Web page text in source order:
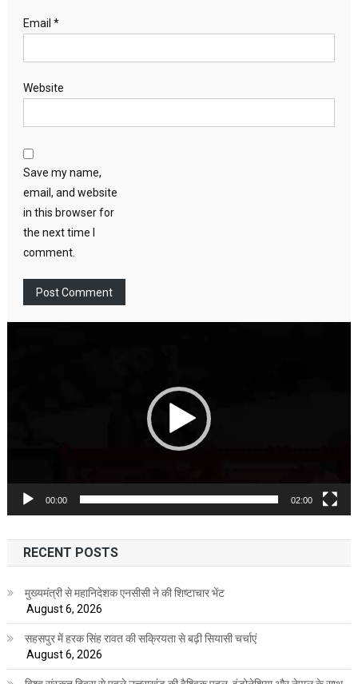
Email *
Website
Save my name,
email, and website
in this browser for
the next time I
comment.
00:00 02:00
RECENT POSTS
मुख्यमंत्री से महानिदेशक एनसीसी ने की शिष्टाचार भेंट
August 6, 2026
सहसपुर में हरक सिंह रावत की सक्रियता से बढ़ी सियासी चर्चाएं
August 6, 2026